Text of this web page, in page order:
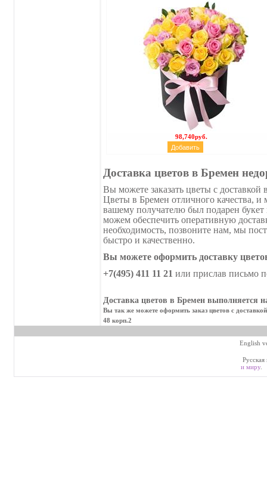
98,740руб.
Доставка цветов в Бремен
Вы можете заказать цветы с
Цветы в Бремен отличного качества, и
вашему получателю был подарен
можем обеспечить оперативную
необходимость, позвоните нам, мы
быстро и качественно.
Вы можете оформить доставку
+7(495) 411 11 21 или прислав письмо
Доставка цветов в Бремен выполняется
Вы так же можете оформить заказ цветов с
48 корп.2
English
и миру.